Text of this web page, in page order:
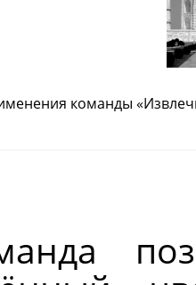
команды